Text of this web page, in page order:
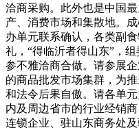
洽商采购。此外也是中国
产、消费市场和集散地。
办单元联系确认，各类副
礼，“得临沂者得山东”，
参不雅洽商合做。请参展
的商品批发市场集群，为
和法令后果自傲。请各单
内及周边省市的行业经销
连锁企业、驻山东商务处